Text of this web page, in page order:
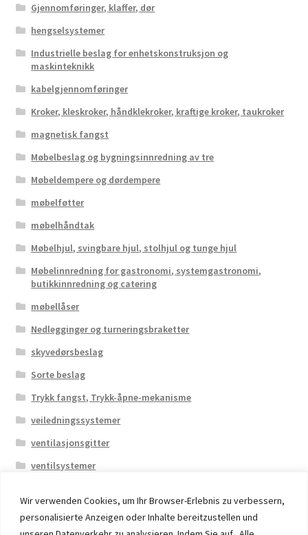
Wir verwenden Cookies, um Ihr Browser-Erlebnis zu verbessern,
personalisierte Anzeigen oder Inhalte bereitzustellen und
Gjennomføringer, klaffer, dør
hengselsystemer
Industrielle beslag for enhetskonstruksjon og
maskinteknikk
kabelgjennomføringer
Kroker, kleskroker, håndklekroker, kraftige kroker, taukroker
magnetisk fangst
Møbelbeslag og bygningsinnredning av tre
Møbeldempere og dørdempere
møbelføtter
møbelhåndtak
Møbelhjul, svingbare hjul, stolhjul og tunge hjul
Møbelinnredning for gastronomi, systemgastronomi,
butikkinnredning og catering
møbellåser
Nedlegginger og turneringsbraketter
skyvedørsbeslag
Sorte beslag
Trykk fangst, Trykk-åpne-mekanisme
veiledningssystemer
ventilasjonsgitter
ventilsystemer